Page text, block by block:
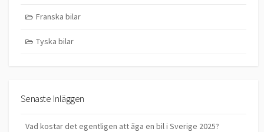
Franska bilar
Tyska bilar
Senaste Inläggen
Vad kostar det egentligen att äga en bil i Sverige 2025?